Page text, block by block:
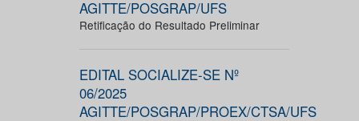
AGITTE/POSGRAP/UFS
Retificação do Resultado Preliminar
EDITAL SOCIALIZE-SE Nº
06/2025
AGITTE/POSGRAP/PROEX/CTSA/UFS